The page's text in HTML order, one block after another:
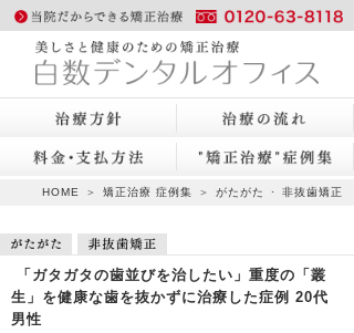
https://sdo.ne.jp/orthodontic"
title = "美しさと健康のための
矯正治療 白数デンタルオフィ
ス 岡山で70年、噛み合わせの
HOME ＞ 矯正治療 症例集 ＞ がたがた ･ 非抜歯矯正
「ガタガタの歯並びを治したい」重度の「叢
生」を健康な歯を抜かずに治療した症例 20代
男性